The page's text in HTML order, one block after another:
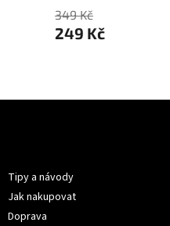
349 Kč
249 Kč
Tipy a návody
Jak nakupovat
Doprava